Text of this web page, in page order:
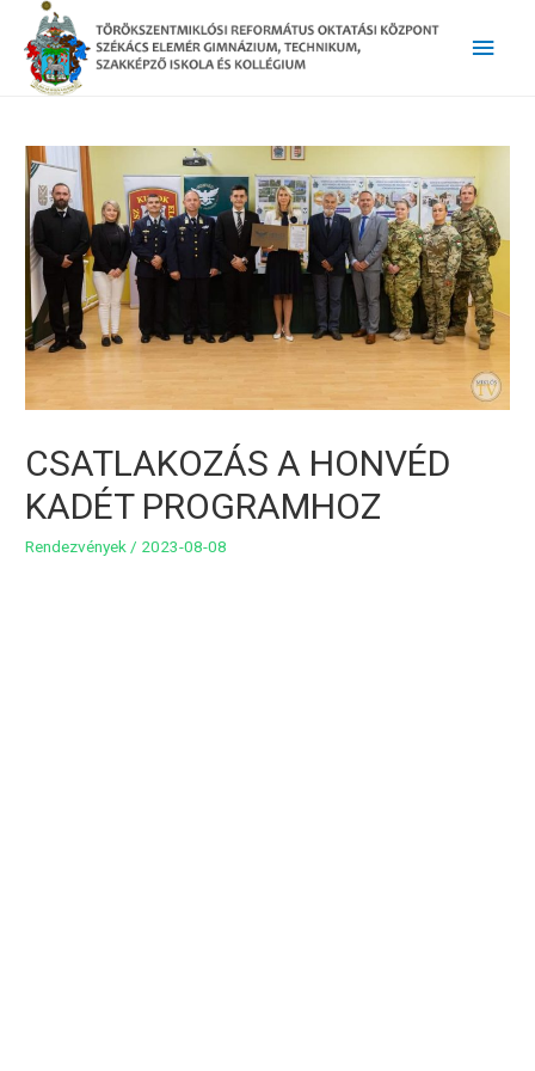
Main
CSATLAKOZÁS A HONVÉD
KADÉT PROGRAMHOZ
Rendezvények / 2023-08-08